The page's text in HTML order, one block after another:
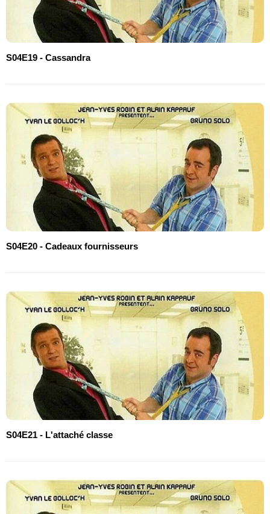
S04E19 - Cassandra
S04E20 - Cadeaux fournisseurs
S04E21 - L'attaché classe